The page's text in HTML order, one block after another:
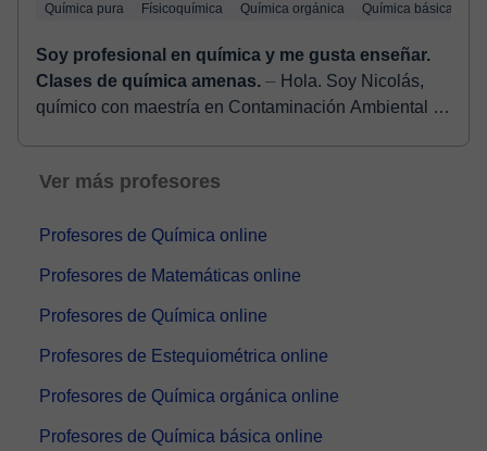
Química pura Físicoquímica Química orgánica Química básica
Soy profesional en química y me gusta enseñar.
Clases de química amenas. ⏤ Hola. Soy Nicolás,
químico con maestría en Contaminación Ambiental y
Ver más profesores
Profesores de Química online
Profesores de Matemáticas online
Profesores de Química online
Profesores de Estequiométrica online
Profesores de Química orgánica online
Profesores de Química básica online